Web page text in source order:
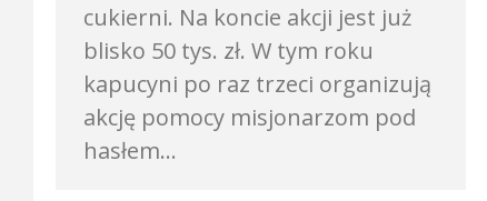
cukierni. Na koncie akcji jest już
blisko 50 tys. zł. W tym roku
kapucyni po raz trzeci organizują
akcję pomocy misjonarzom pod
hasłem…